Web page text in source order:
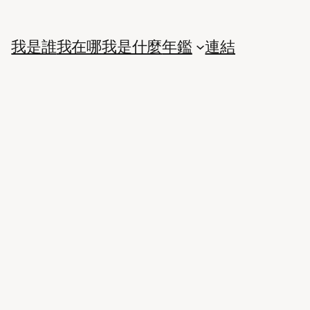
我是誰我在哪我是什麼年鑑 連結